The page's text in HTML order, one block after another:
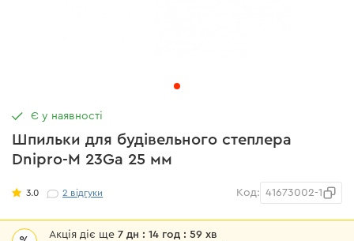
Шпильки для будівельного степлера
Dnipro-M 23Ga 25 мм
3.0 2 відгуки Код: 41673002-1
Акція діє ще7 дн : 14 год : 59 хв
Є у наявності